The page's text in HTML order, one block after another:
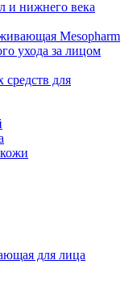
и нижнего века
Mesopharm
ухода за лицом
для
для лица